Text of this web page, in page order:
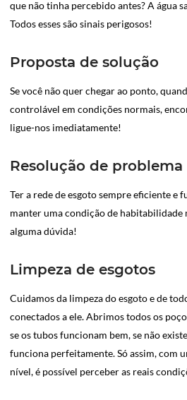
que não tinha percebido antes? A água
Todos esses são sinais perigosos!
Proposta de solução
Se você não quer chegar ao ponto,
controlável em condições normais,
ligue-nos imediatamente!
Resolução de problema
Ter a rede de esgoto sempre eficiente e
manter uma condição de habitabilidade
alguma dúvida!
Limpeza de esgotos
Cuidamos da limpeza do esgoto e de
conectados a ele. Abrimos todos os
se os tubos funcionam bem, se não
funciona perfeitamente. Só assim, com
nível, é possível perceber as reais